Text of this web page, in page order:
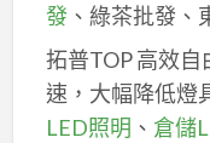
發、綠茶批發、
拓普TOP 高效
速，大幅降低燈
LED照明 、 倉儲